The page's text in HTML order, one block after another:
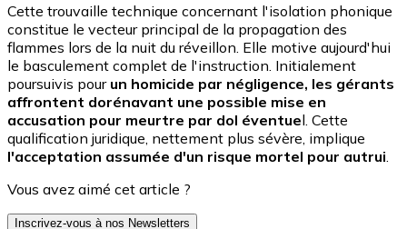
Cette trouvaille technique concernant l'isolation phonique
constitue le vecteur principal de la propagation des
flammes lors de la nuit du réveillon. Elle motive aujourd'hui
le basculement complet de l'instruction. Initialement
poursuivis pour un homicide par négligence, les gérants
affrontent dorénavant une possible mise en
accusation pour meurtre par dol éventuel. Cette
qualification juridique, nettement plus sévère, implique
l'acceptation assumée d'un risque mortel pour autrui
Vous avez aimé cet article ?
Inscrivez-vous à nos Newsletters